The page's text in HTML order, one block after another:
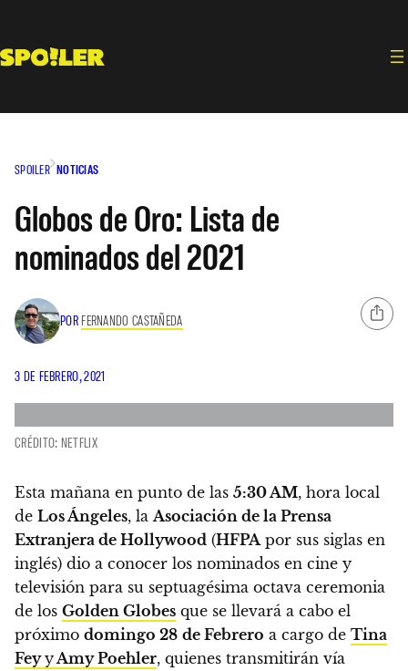
contenido
SPOILER NOTICIAS
Globos de Oro: Lista de
nominados del 2021
POR FERNANDO CASTAÑEDA
3 DE FEBRERO, 2021
CRÉDITO: NETFLIX
Esta mañana en punto de las 5:30 AM, hora local
de Los Ángeles, laAsociación de la Prensa
Extranjera de Hollywood (HFPApor sus siglas en
inglés) dio a conocer los nominados en cine y
televisión para su septuagésima octava ceremonia
de los Golden Globes que se llevará a cabo el
próximo domingo 28 de Febrero a cargo de Tina
FeyyAmy Poehler, quienes transmitirán vía